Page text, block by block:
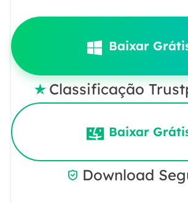
Baixar
 Classificação
Baixar
 Download